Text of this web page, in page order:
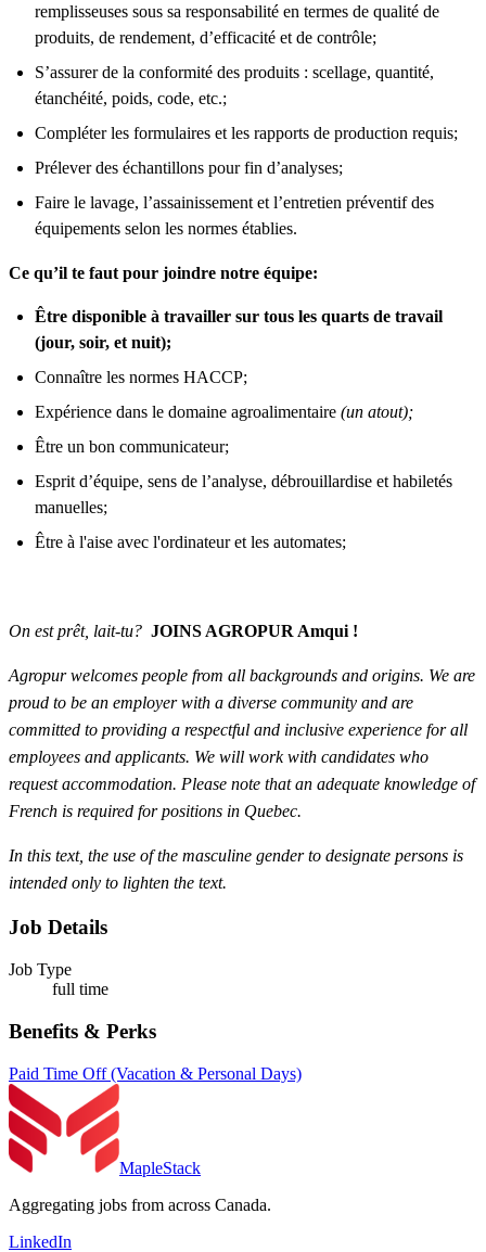
remplisseuses sous sa responsabilité en termes de qualité de
produits, de rendement, d’efficacité et de contrôle;
S’assurer de la conformité des produits : scellage, quantité,
étanchéité, poids, code, etc.;
Compléter les formulaires et les rapports de production requis;
Prélever des échantillons pour fin d’analyses;
Faire le lavage, l’assainissement et l’entretien préventif des
équipements selon les normes établies.
Ce qu’il te faut pour joindre notre équipe:
Être disponible à travailler sur tous les quarts de travail
(jour, soir, et nuit);
Connaître les normes HACCP;
Expérience dans le domaine agroalimentaire (un atout);
Être un bon communicateur;
Esprit d’équipe, sens de l’analyse, débrouillardise et habiletés
manuelles;
Être à l'aise avec l'ordinateur et les automates;
On est prêt, lait-tu? JOINS AGROPUR Amqui !
Agropur welcomes people from all backgrounds and origins. We are
proud to be an employer with a diverse community and are
committed to providing a respectful and inclusive experience for all
employees and applicants. We will work with candidates who
request accommodation. Please note that an adequate knowledge of
French is required for positions in Quebec.
In this text, the use of the masculine gender to designate persons is
intended only to lighten the text.
Job Details
Job Type
full time
Benefits & Perks
Paid Time Off (Vacation & Personal Days)
MapleStack
Aggregating jobs from across Canada.
LinkedIn